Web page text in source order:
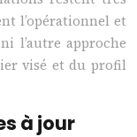
l’opérationnel et
l’autre approche
visé et du profil
à jour